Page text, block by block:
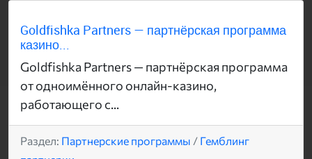
Goldfishka Partners — партнёрская программа
казино...
Goldfishka Partners — партнёрская программа
от одноимённого онлайн-казино,
работающего с...
Раздел: Партнерские программы / Гемблинг